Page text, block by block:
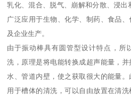
乳化、混合、脱气、崩解和分散、浸
广泛应用于生物、化学、制药、食品
及企业生产。
由于振动棒具有圆管型设计特点，所
洗，原理是将电能转换成超声能量，并
水、管道内壁，使之获取很大的能量
用于槽体的清洗，可以自由放置在清